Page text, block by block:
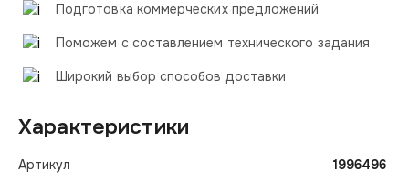
Подготовка коммерческих предложений
Поможем с составлением технического задания
Широкий выбор способов доставки
Характеристики
Артикул 1996496